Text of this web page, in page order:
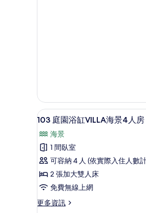
片
情
顯
103
庭
園
浴
缸
VILLA
11
103 庭園浴缸VILLA海景4人房
海景
1 間臥室
可容納 4 人 (依實際入住人數
2 張加大雙人床
免費無線上網
更多資訊
更